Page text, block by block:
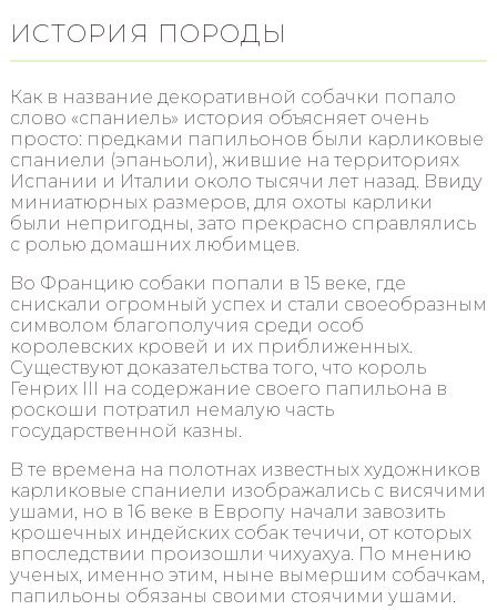
ИСТОРИЯ ПОРОДЫ
Как в название декоративной собачки попало
слово «спаниель» история объясняет очень
просто: предками папильонов были карликовые
спаниели (эпаньоли), жившие на территориях
Испании и Италии около тысячи лет назад. Ввиду
миниатюрных размеров, для охоты карлики
были непригодны, зато прекрасно справлялись
с ролью домашних любимцев.
Во Францию собаки попали в 15 веке, где
снискали огромный успех и стали своеобразным
символом благополучия среди особ
королевских кровей и их приближенных.
Существуют доказательства того, что король
Генрих III на содержание своего папильона в
роскоши потратил немалую часть
государственной казны.
В те времена на полотнах известных художников
карликовые спаниели изображались с висячими
ушами, но в 16 веке в Европу начали завозить
крошечных индейских собак течичи, от которых
впоследствии произошли чихуахуа. По мнению
ученых, именно этим, ныне вымершим собачкам,
папильоны обязаны своими стоячими ушами.